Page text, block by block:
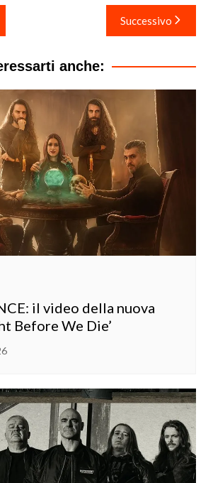
Successivo
anche:
il video della nuova
Before We Die’